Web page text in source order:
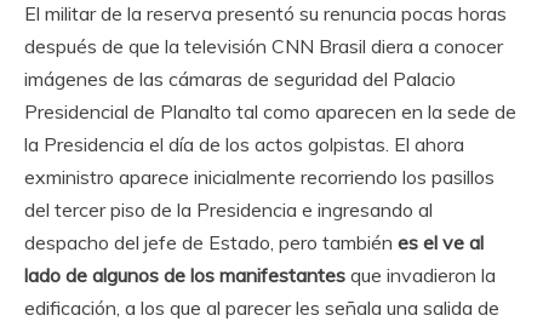
El militar de la reserva presentó su renuncia pocas horas
después de que la televisión CNN Brasil diera a conocer
imágenes de las cámaras de seguridad del Palacio
Presidencial de Planalto tal como aparecen en la sede de
la Presidencia el día de los actos golpistas. El ahora
exministro aparece inicialmente recorriendo los pasillos
del tercer piso de la Presidencia e ingresando al
despacho del jefe de Estado, pero también es el ve al
lado de algunos de los manifestantes que invadieron la
edificación, a los que al parecer les señala una salida de